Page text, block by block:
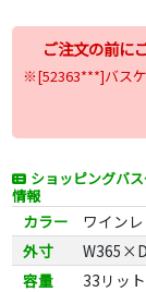
ご注文の前に
※[52363***]バスケ
ショッピングバ
情報
カラー
ワイン
外寸
容量
33リッ